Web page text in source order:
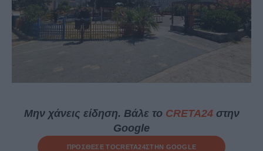
Μην χάνεις είδηση. Βάλε το CRETA24στην
Google
ΠΡΟΣΘΕΣΕ ΤΟCRETA24ΣΤΗΝ GOOGLE